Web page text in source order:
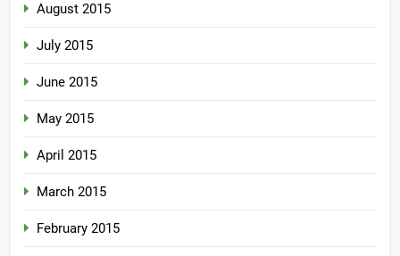
August 2015
July 2015
June 2015
May 2015
April 2015
March 2015
February 2015